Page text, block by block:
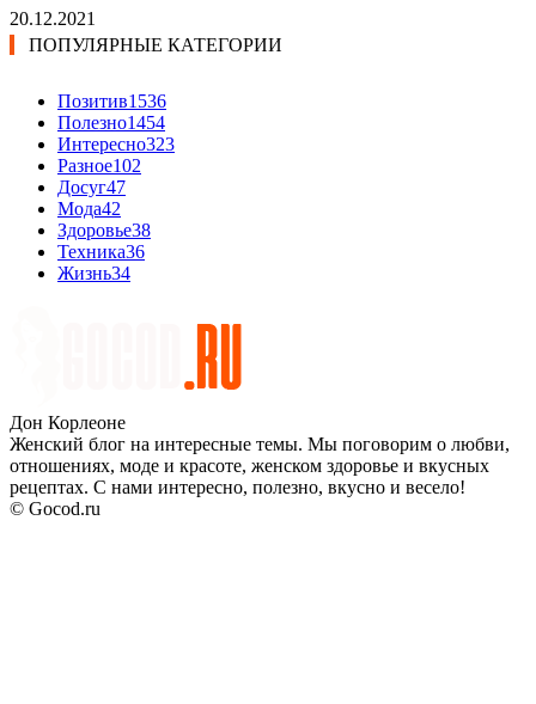
20.12.2021
ПОПУЛЯРНЫЕ КАТЕГОРИИ
Позитив1536
Полезно1454
Интересно323
Разное102
Досуг47
Мода42
Здоровье38
Техника36
Жизнь34
Дон Корлеоне
Женский блог на интересные темы. Мы поговорим о любви,
отношениях, моде и красоте, женском здоровье и вкусных
рецептах. С нами интересно, полезно, вкусно и весело!
© Gocod.ru